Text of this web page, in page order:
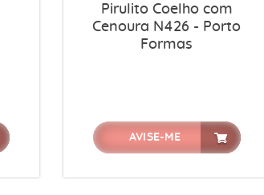
Pirulito Coelho com
Cenoura N426 - Porto
Formas
AVISE-ME